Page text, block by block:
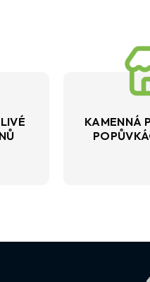
KAMENNÁ